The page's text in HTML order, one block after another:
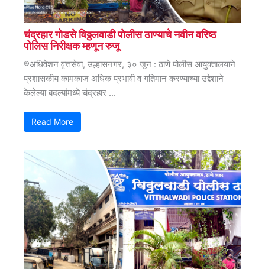
चंद्रहार गोडसे विठ्ठलवाडी पोलीस ठाण्याचे नवीन वरिष्ठ
पोलिस निरीक्षक म्हणून रुजू
®अधिवेशन वृत्तसेवा, उल्हासनगर, ३० जून : ठाणे पोलीस आयुक्तालयाने
प्रशासकीय कामकाज अधिक प्रभावी व गतिमान करण्याच्या उद्देशाने
केलेल्या बदल्यांमध्ये चंद्रहार ...
Read More